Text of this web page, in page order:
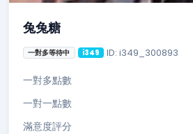
兔兔糖
一對多等待中 i349 ID: i349_300893
一對多點數
一對一點數
滿意度評分